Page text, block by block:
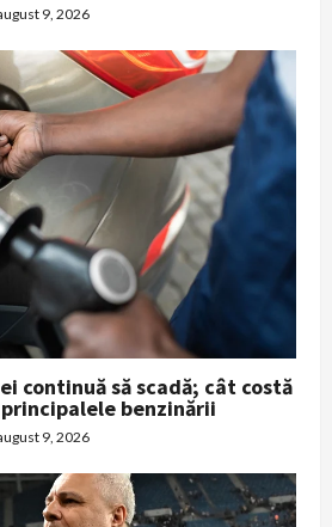
9, 2026
continuă să scadă; cât costă
benzinării
9, 2026